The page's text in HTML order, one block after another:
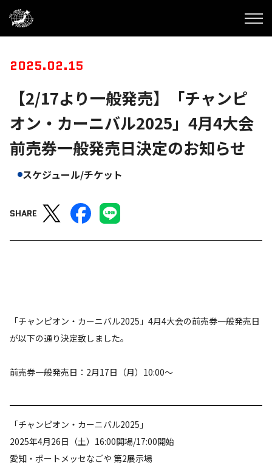
2025.02.15
【2/17より一般発売】「チャンピ
オン・カーニバル2025」4月4大会
前売券一般発売日決定のお知らせ
スケジュール/チケット
SHARE
「チャンピオン・カーニバル2025」4月4大会の前売券一般発売日
が以下の通り決定致しました。
前売券一般発売日：2月17日（月）10:00～
「チャンピオン・カーニバル2025」
2025年4月26日（土）16:00開場/17:00開始
愛知・ポートメッセなごや 第2展示場